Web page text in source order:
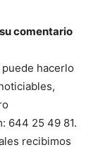
comentario
hacerlo
644 25 49 81.
recibimos